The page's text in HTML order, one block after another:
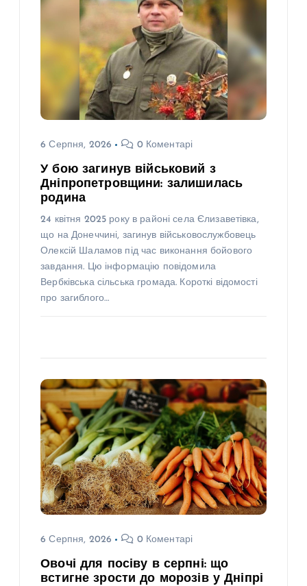
6 Серпня, 2026 0 Коментарі
У бою загинув військовий з
Дніпропетровщини: залишилась
родина
24 квітня 2025 року в районі села Єлизаветівка,
що на Донеччині, загинув військовослужбовець
Олексій Шаламов під час виконання бойового
завдання. Цю інформацію повідомила
Вербківська сільська громада. Короткі відомості
про загиблого…
6 Серпня, 2026 0 Коментарі
Овочі для посіву в серпні: що
встигне зрости до морозів у Дніпрі